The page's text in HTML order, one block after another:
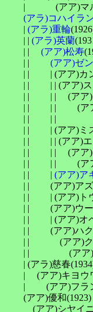
| 　　　(アア)
(アラ)コハイラ
| (アラ)重輪
| | (アラ)英蘭
| | (アア)松寿
| | (アア)ゼ
| | 　　| (アア)カ
| | 　　| | (アア)ス
| | 　　| | 　(アア)
| | 　　| | 　　(
| | 　　| | 　　　　
| | 　　| (アア)ミ
| | 　　| | (アア)エ
| | 　　| | 　(アア)
| | 　　| | 　　(ア
| | 　　| (アア)ア
| | 　　(アア)アズ
| | 　　| (アア)
| | 　　(アア)ウー
| | 　　| (アア)
| | 　　(アア)ハク
| | 　　　(アア)ク
| | 　　　　(
| (アラ)慈春
| 　(アア)キヨウ
| 　　(アア)フ
(アア)優和(1923)
(アア)シヤイニ